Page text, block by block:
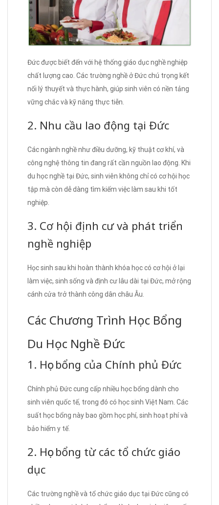
Đức được biết đến với hệ thống giáo dục nghề nghiệp
chất lượng cao. Các trường nghề ở Đức chú trọng kết
nối lý thuyết và thực hành, giúp sinh viên có nền tảng
vững chắc và kỹ năng thực tiễn.
2. Nhu cầu lao động tại Đức
Các ngành nghề như điều dưỡng, kỹ thuật cơ khí, và
công nghệ thông tin đang rất cần nguồn lao động. Khi
du học nghề tại Đức, sinh viên không chỉ có cơ hội học
tập mà còn dễ dàng tìm kiếm việc làm sau khi tốt
nghiệp.
3. Cơ hội định cư và phát triển
nghề nghiệp
Học sinh sau khi hoàn thành khóa học có cơ hội ở lại
làm việc, sinh sống và định cư lâu dài tại Đức, mở rộng
cánh cửa trở thành công dân châu Âu.
Các Chương Trình Học Bổng
Du Học Nghề Đức
1. Học bổng của Chính phủ Đức
Chính phủ Đức cung cấp nhiều học bổng dành cho
sinh viên quốc tế, trong đó có học sinh Việt Nam. Các
suất học bổng này bao gồm học phí, sinh hoạt phí và
bảo hiểm y tế.
2. Học bổng từ các tổ chức giáo
dục
Các trường nghề và tổ chức giáo dục tại Đức cũng có